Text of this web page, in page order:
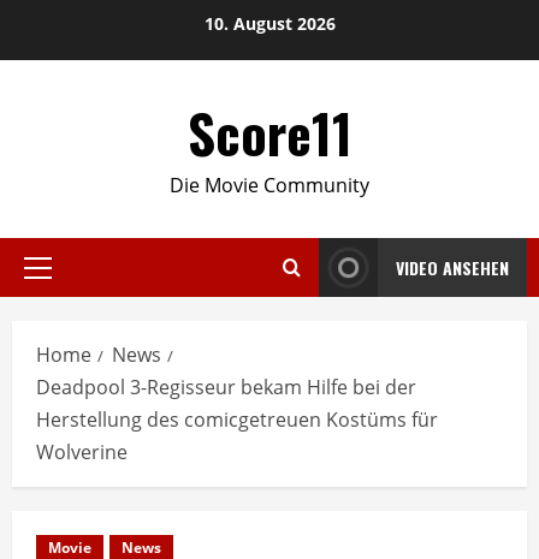
10. August 2026
Score11
Die Movie Community
Primary
VIDEO ANSEHEN
Home
News
Deadpool 3-Regisseur bekam Hilfe bei der
Herstellung des comicgetreuen Kostüms für
Wolverine
Movie News